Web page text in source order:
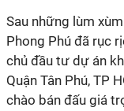
Sau những lùm
Phong Phú đã rục
chủ đầu tư dự án
Quận Tân Phú, TP
chào bán đấu giá